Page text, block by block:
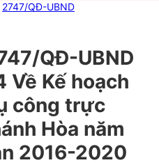
2747/QĐ-UBND
QĐ-UBND
Về Kế hoạch
công trực
Hòa năm
2016-2020